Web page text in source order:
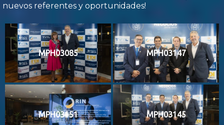
nuevos referentes y oportunidades!
MPH03085 MPH03147
MPH03151 MPH03145